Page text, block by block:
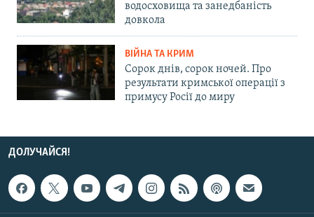
водосховища та занедбаність
довкола
ВІЙНА ТА КРИМ
Сорок днів, сорок ночей. Про
результати кримської операції з
примусу Росії до миру
ДОЛУЧАЙСЯ!